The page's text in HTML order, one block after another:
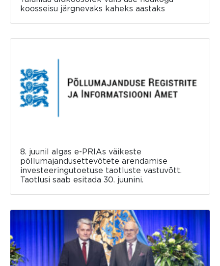
koosseisu järgnevaks kaheks aastaks
8. juunil algas e-PRIAs väikeste
põllumajandusettevõtete arendamise
investeeringutoetuse taotluste vastuvõtt.
Taotlusi saab esitada 30. juunini.